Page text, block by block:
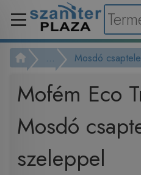
... Mosdó
Mofém Eco
Mosdó
szeleppel